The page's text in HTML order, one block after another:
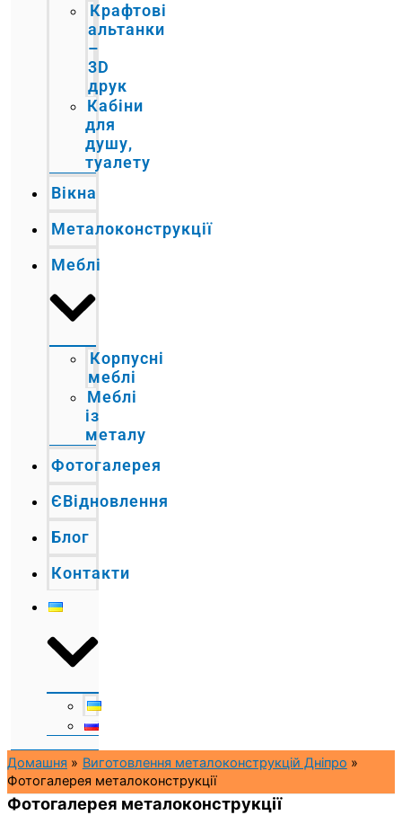
Крафтові
альтанки
–
3D
друк
Кабіни
для
душу,
туалету
Вікна
Металоконструкції
Меблі
Корпусні
меблі
Меблі
із
металу
Фотогалерея
ЄВідновлення
Блог
Контакти
Домашня
Виготовлення металоконструкцій Дніпро
Фотогалерея металоконструкції
Фотогалерея металоконструкції